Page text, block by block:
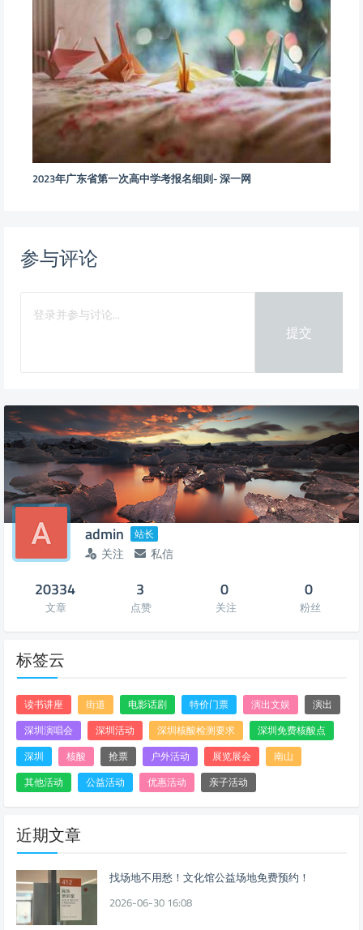
2023年广东省第一次高中学考报名细则- 深一网
参与评论
提交
admin 站长
关注 私信
20334
文章
3
点赞
0
关注
0
粉丝
标签云
读书讲座 街道 电影话剧 特价门票 演出文娱
演出
深圳演唱会
深圳活动 深圳核酸检测要求
深圳免费核酸点
深圳
核酸 抢票 户外活动 展览展会
南山
其他活动
公益活动 优惠活动 亲子活动
近期文章
找场地不用愁！文化馆公益场地免费预约！
2026-06-30 16:08